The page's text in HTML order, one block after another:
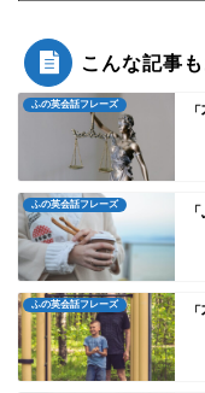
こんな記事
ふの英会話フレーズ
ふの英会話フレーズ
ふの英会話フレーズ